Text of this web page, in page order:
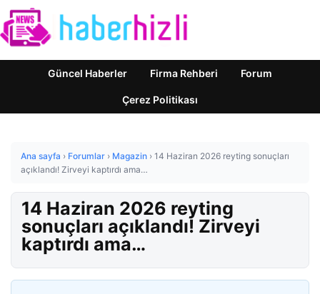
Güncel Haberler Firma Rehberi Forum
Çerez Politikası
Ana sayfa › Forumlar › Magazin › 14 Haziran 2026 reyting sonuçları
açıklandı! Zirveyi kaptırdı ama…
14 Haziran 2026 reyting
sonuçları açıklandı! Zirveyi
kaptırdı ama…